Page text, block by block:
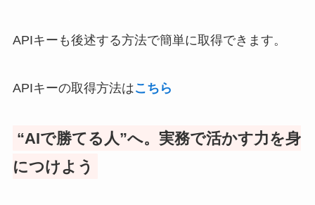
APIキーも後述する方法で簡単に取得できます。
APIキーの取得方法はこちら
“AIで勝てる人”へ。実務で活かす力を身
につけよう